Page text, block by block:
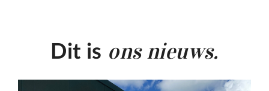
Dit is ons nieuws.